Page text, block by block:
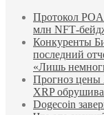
Протокол
млн
Конкуренты
последний
«Лишь
Прогноз цены
XRP
Dogecoin